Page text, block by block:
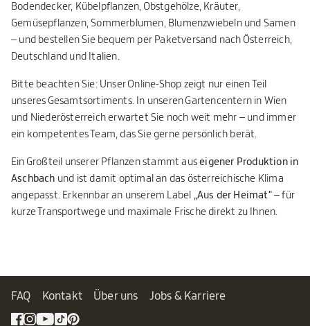
Bodendecker, Kübelpflanzen, Obstgehölze, Kräuter,
Gemüsepflanzen, Sommerblumen, Blumenzwiebeln und Samen
– und bestellen Sie bequem per Paketversand nach Österreich,
Deutschland und Italien.
Bitte beachten Sie: Unser Online-Shop zeigt nur einen Teil
unseres Gesamtsortiments. In unseren Gartencentern in Wien
und Niederösterreich erwartet Sie noch weit mehr – und immer
ein kompetentes Team, das Sie gerne persönlich berät.
Ein Großteil unserer Pflanzen stammt auseigener Produktion in
Aschbach und ist damit optimal an das österreichische Klima
angepasst. Erkennbar an unserem Label „Aus der Heimat"– für
kurze Transportwege und maximale Frische direkt zu Ihnen.
FAQ Kontakt Über uns Jobs & Karriere